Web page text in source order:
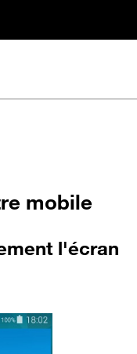
mobile
l'écran